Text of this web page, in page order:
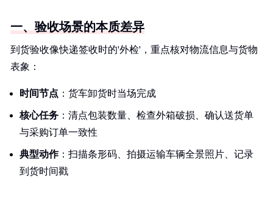
一、验收场景的本质差异
到货验收像快递签收时的'外检'，重点核对物流信息与货物
表象：
时间节点 ：货车卸货时当场完成
核心任务 ：清点包装数量、检查外箱破损、确认送货单
与采购订单一致性
典型动作：扫描条形码、拍摄运输车辆全景照片、记录
到货时间戳